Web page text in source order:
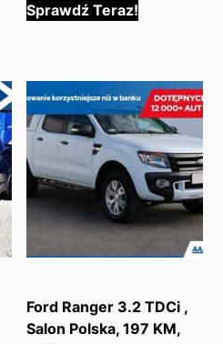
Sprawdź Teraz!
Ford Ranger 3.2 TDCi ,
Salon Polska, 197 KM,